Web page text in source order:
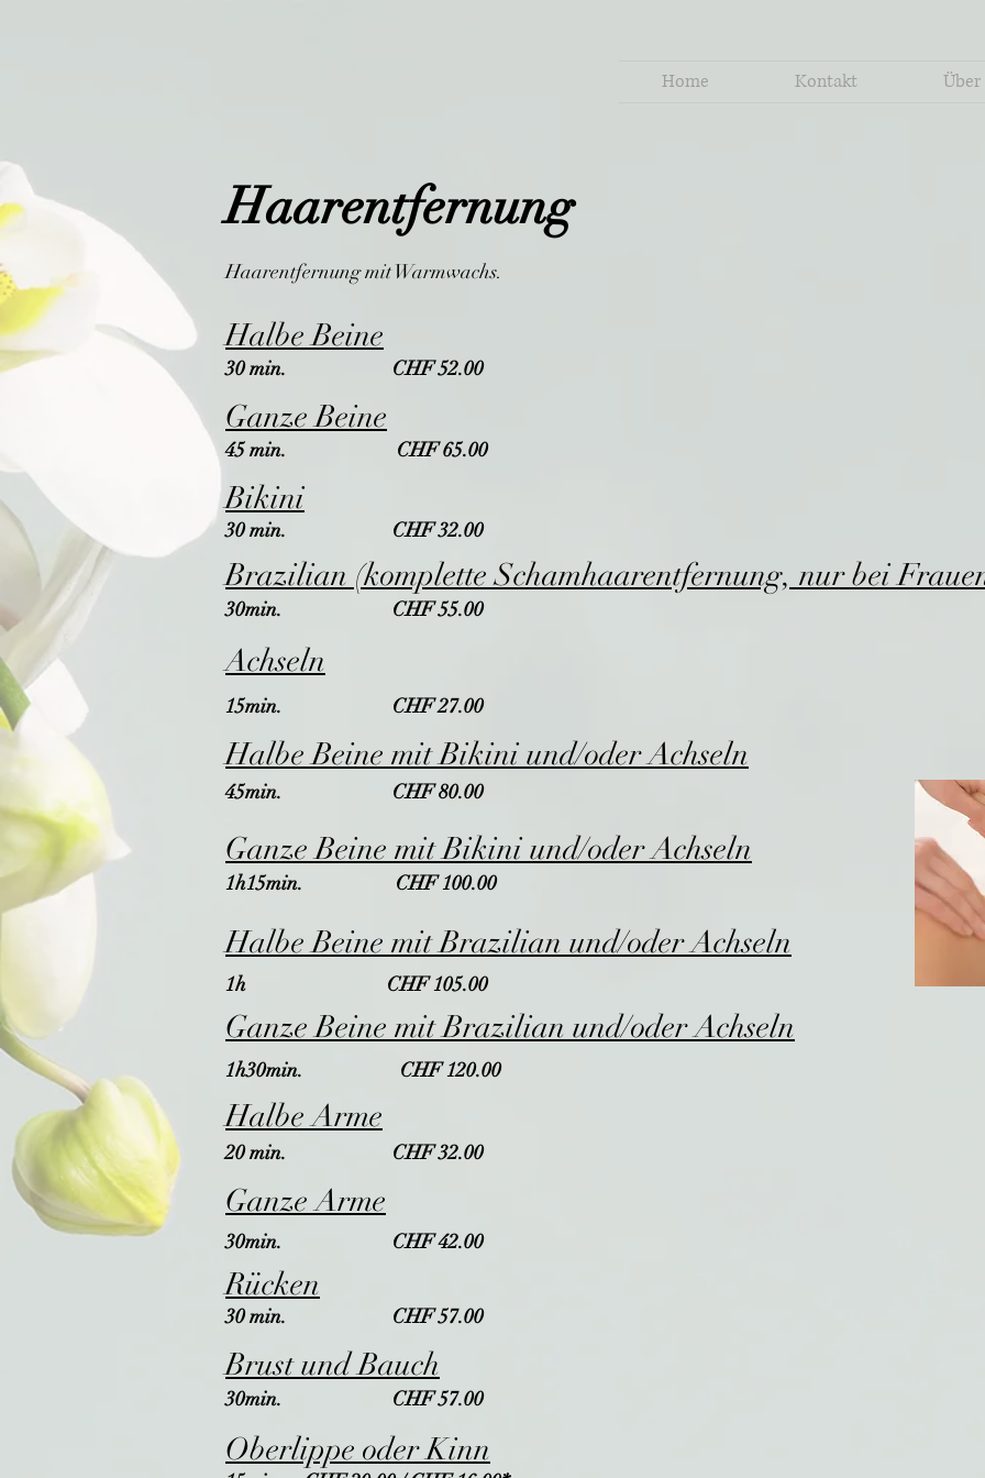
Home Kontakt
Haarentfernung
Haarentfernung mit Warmwachs.
Halbe Beine
30 min. CHF 52.00
Ganze Beine
45 min. CHF 65.00
Bikini
30 min. CHF 32.00
Brazilian (komplette Schamhaarentfernung, nur bei
30min. CHF 55.00
Achseln
15min. CHF 27.00
Halbe Beine mit Bikini und/oder Achseln
45min. CHF 80.00
Ganze Beine mit Bikini und/oder Achseln
1h15min. CHF 100.00
Halbe Beine mit Brazilian und/oder Achseln
1h CHF 105.00
Ganze Beine mit Brazilian und/oder Achseln
1h30min. CHF 120.00
Halbe Arme
20 min. CHF 32.00
Ganze Arme
30min. CHF 42.00
Rücken
30 min. CHF 57.00
Brust und Bauch
30min. CHF 57.00
Oberlippe oder Kinn